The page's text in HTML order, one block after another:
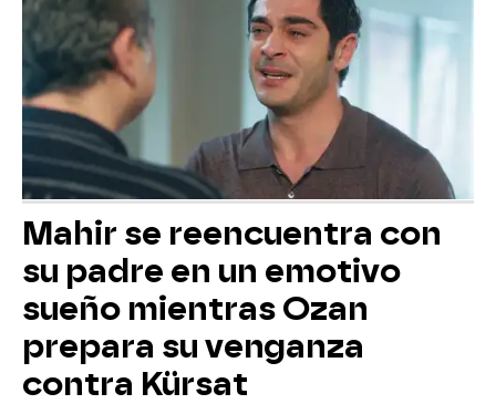
Mahir se reencuentra con
su padre en un emotivo
sueño mientras Ozan
prepara su venganza
contra Kürsat